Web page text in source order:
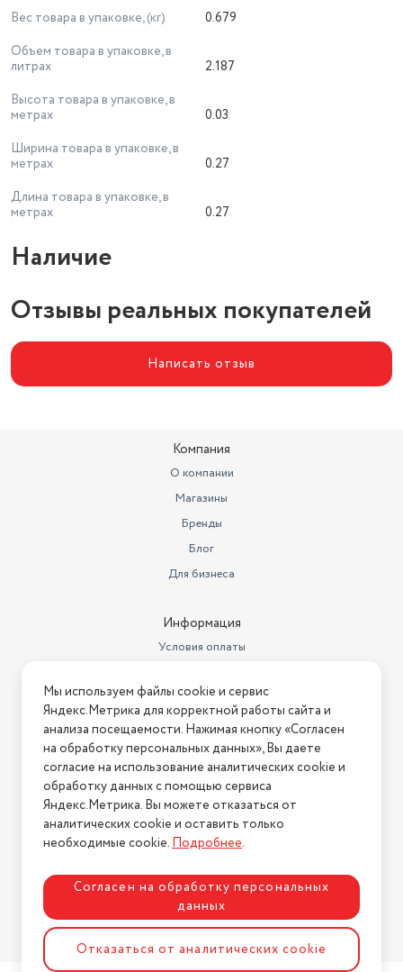
Вес товара в упаковке, (кг)
0.679
Объем товара в упаковке, в
литрах
2.187
Высота товара в упаковке, в
метрах
0.03
Ширина товара в упаковке, в
метрах
0.27
Длина товара в упаковке, в
метрах
0.27
Наличие
Отзывы реальных покупателей
Написать отзыв
Компания
О компании
Магазины
Бренды
Блог
Для бизнеса
Информация
Условия оплаты
Условия возврата
Нашли ошибку на сайте? Напишите нам
2026 © Интернет-магазин "АстМаркет". У нас есть всё!
Политика конфиденциальности
Разработка сайтаASTDESIGN
Мы используем файлы cookie и сервис
Яндекс.Метрика для корректной работы сайта и
анализа посещаемости. Нажимая кнопку «Согласен
на обработку персональных данных», Вы даете
согласие на использование аналитических cookie и
обработку данных с помощью сервиса
Яндекс.Метрика. Вы можете отказаться от
аналитических cookie и оставить только
необходимые cookie.Подробнее.
Согласен на обработку персональных
данных
Отказаться от аналитических cookie